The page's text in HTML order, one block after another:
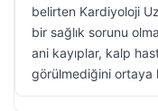
belirten Kardiyoloji
bir sağlık sorunu
ani kayıplar, kalp
görülmediğini ortaya